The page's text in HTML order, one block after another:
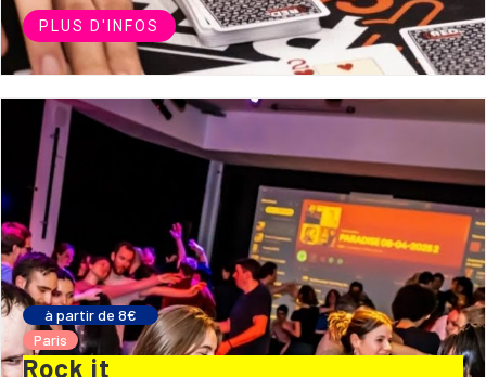
PLUS D'INFOS
à partir de 8€
Paris
Rock it